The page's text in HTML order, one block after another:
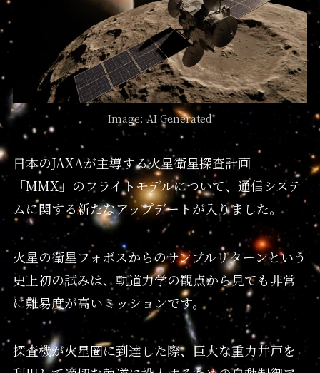
Image: AI Generated
日本のJAXAが主導する火星衛星探査計画
「MMX」のフライトモデルについて、通信システ
ムに関する新たなアップデートが入りました。
火星の衛星フォボスからのサンプルリターンという
史上初の試みは、軌道力学の観点から見ても非常
に難易度が高いミッションです。
探査機が火星圏に到達した際、巨大な重力井戸を